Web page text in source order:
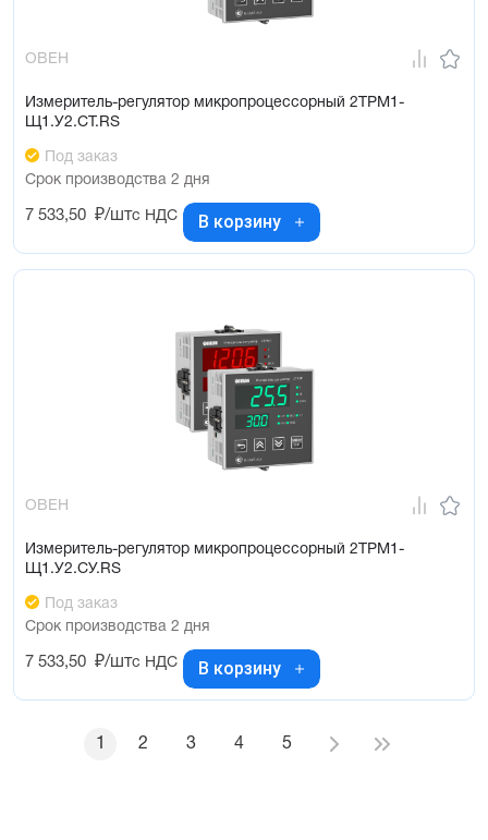
ОВЕН
Измеритель-регулятор микропроцессорный 2ТРМ1-
Щ1.У2.СТ.RS
Под заказ
Срок производства 2 дня
7 533,50 ₽/штс НДС В корзину
ОВЕН
Измеритель-регулятор микропроцессорный 2ТРМ1-
Щ1.У2.СУ.RS
Под заказ
Срок производства 2 дня
7 533,50 ₽/штс НДС В корзину
1 2 3 4 5